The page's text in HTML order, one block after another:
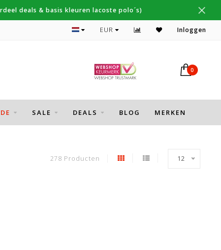
deals & basis kleuren lacoste polo´s)
Veilig Betalen met iDeal, PayPal en Klarna
EUR Inloggen
0
SALE DEALS BLOG MERKEN
278 Producten 12